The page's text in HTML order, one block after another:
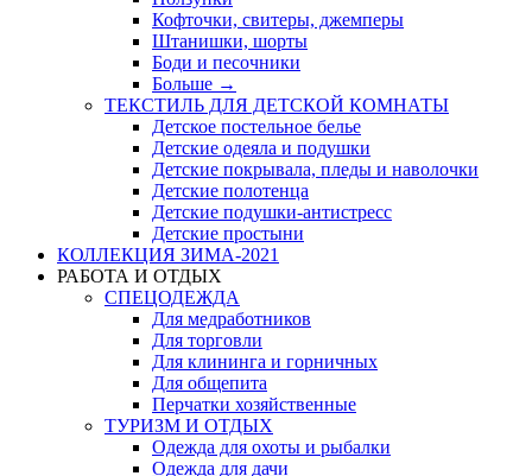
Кофточки, свитеры, джемперы
Штанишки, шорты
Боди и песочники
Больше →
ТЕКСТИЛЬ ДЛЯ ДЕТСКОЙ КОМНАТЫ
Детское постельное белье
Детские одеяла и подушки
Детские покрывала, пледы и наволочки
Детские полотенца
Детские подушки-антистресс
Детские простыни
КОЛЛЕКЦИЯ ЗИМА-2021
РАБОТА И ОТДЫХ
СПЕЦОДЕЖДА
Для медработников
Для торговли
Для клининга и горничных
Для общепита
Перчатки хозяйственные
ТУРИЗМ И ОТДЫХ
Одежда для охоты и рыбалки
Одежда для дачи